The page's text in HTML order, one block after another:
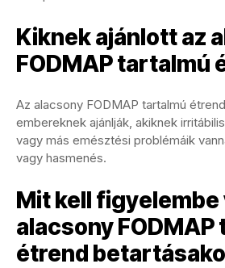
Kiknek ajánlott az
FODMAP tartalmú
Az alacsony FODMAP tartalmú
embereknek ajánlják, akiknek
vagy más emésztési problémáik
vagy hasmenés.
Mit kell figyelembe
alacsony
étrend